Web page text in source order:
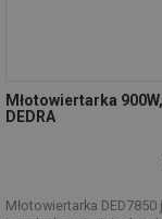
Młotowiertarka
DEDRA
Młotowiertarka